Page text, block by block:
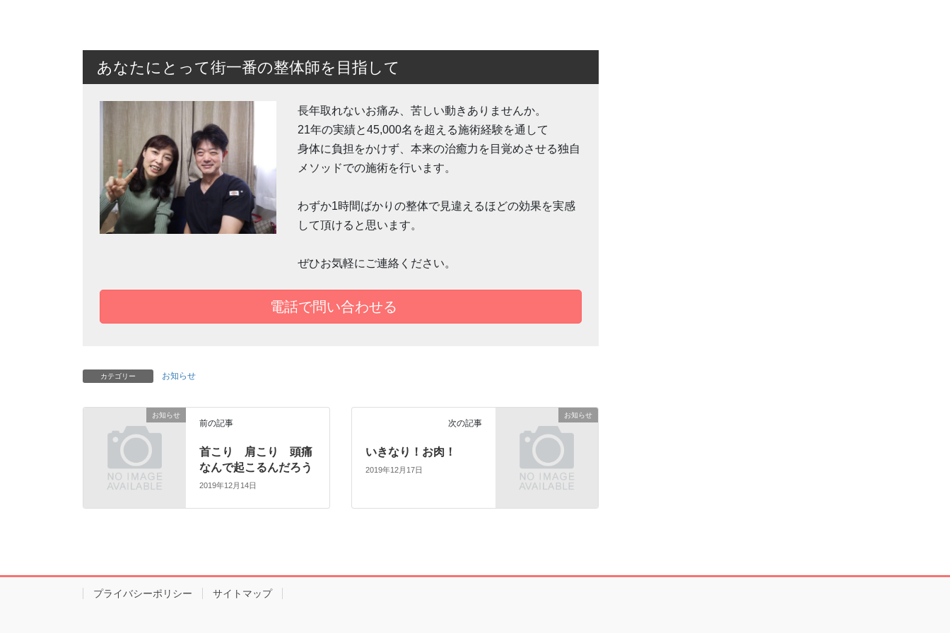
あなたにとって街一番の整体師を目指して
長年取れないお痛み、苦しい動きありませんか。
21年の実績と45,000名を超える施術経験を通して
身体に負担をかけず、本来の治癒力を目覚めさせる独自
メソッドでの施術を行います。
わずか1時間ばかりの整体で見違えるほどの効果を実感
して頂けると思います。
ぜひお気軽にご連絡ください。
電話で問い合わせる
カテゴリー お知らせ
お知らせ
前の記事
首こり 肩こり 頭痛
なんで起こるんだろう
2019年12月14日
お知らせ
次の記事
いきなり！お肉！
2019年12月17日
プライバシーポリシー サイトマップ